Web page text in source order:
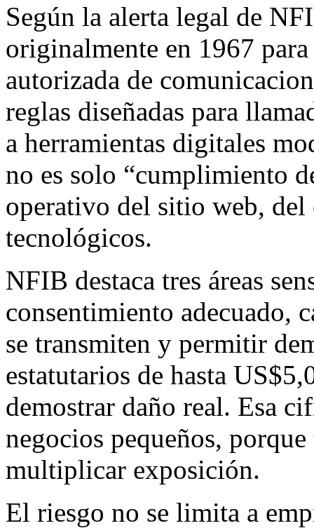
Según la alerta legal de
originalmente en 1967
autorizada de
reglas diseñadas para
a herramientas digitales
no es solo “cumplimiento
operativo del sitio web, del
tecnológicos.
NFIB destaca tres áreas
consentimiento adecuado,
se transmiten y permitir
estatutarios de hasta
demostrar daño real. Esa
negocios pequeños,
multiplicar exposición.
El riesgo no se limita a